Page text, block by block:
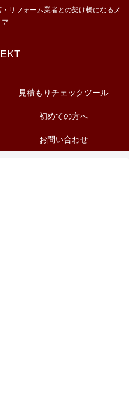
リフォーム業者との架け橋になるメ
ア
見積もりチェックツール
初めての方へ
お問い合わせ